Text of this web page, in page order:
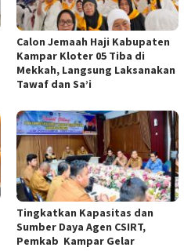
Calon Jemaah Haji Kabupaten
Kampar Kloter 05 Tiba di
Mekkah, Langsung Laksanakan
Tawaf dan Sa’i
Tingkatkan Kapasitas dan
Sumber Daya Agen CSIRT,
Pemkab Kampar Gelar